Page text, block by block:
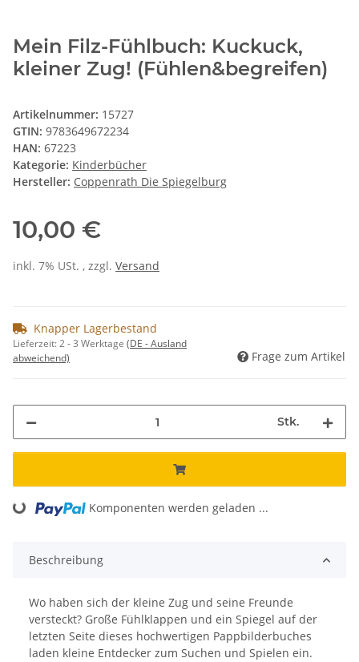
Mein Filz-Fühlbuch: Kuckuck,
kleiner Zug! (Fühlen&begreifen)
Artikelnummer: 15727
GTIN: 9783649672234
HAN: 67223
Kategorie: Kinderbücher
Hersteller: Coppenrath Die Spiegelburg
10,00 €
inkl. 7% USt. , zzgl. Versand
Knapper Lagerbestand
Lieferzeit:2 - 3 Werktage (DE - Ausland
abweichend)
Frage zum Artikel
Stk.
Loading... Komponenten werden geladen ...
Beschreibung
Wo haben sich der kleine Zug und seine Freunde
versteckt? Große Fühlklappen und ein Spiegel auf der
letzten Seite dieses hochwertigen Pappbilderbuches
laden kleine Entdecker zum Suchen und Spielen ein.